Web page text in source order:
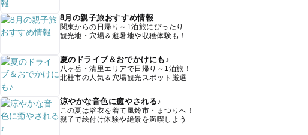
8月の親子旅おすすめ情報
関東からの日帰り～1泊旅にぴったり
観光地・穴場＆避暑地や収穫体験も！
夏のドライブ＆おでかけにも♪
八ヶ岳・清里エリアで日帰り～1泊旅！
北杜市の人気＆穴場観光スポット厳選
涼やかな音色に癒やされる♪
この夏は浴衣を着て風鈴市・まつりへ！
親子で絵付け体験や絶景を満喫しよう